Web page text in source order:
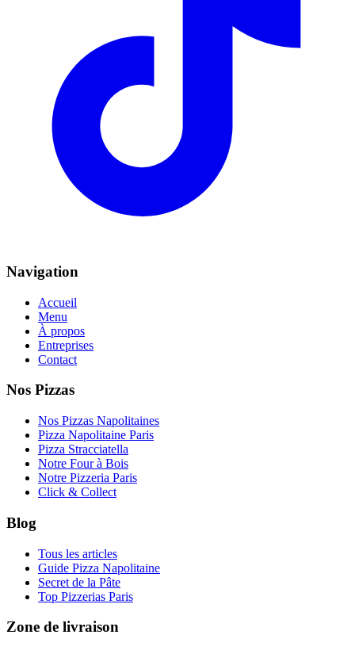
Navigation
Accueil
Menu
À propos
Entreprises
Contact
Nos Pizzas
Nos Pizzas Napolitaines
Pizza Napolitaine Paris
Pizza Stracciatella
Notre Four à Bois
Notre Pizzeria Paris
Click & Collect
Blog
Tous les articles
Guide Pizza Napolitaine
Secret de la Pâte
Top Pizzerias Paris
Zone de livraison